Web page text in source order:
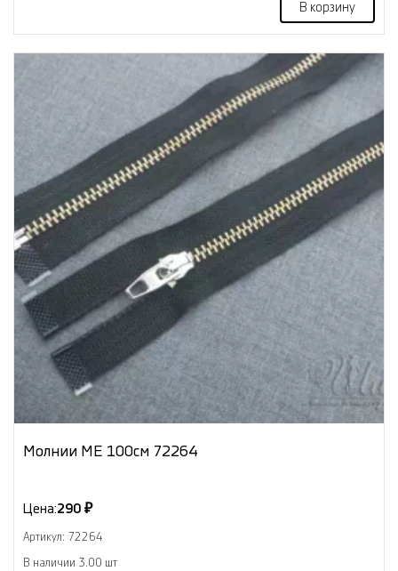
В корзину
Молнии МЕ 100см 72264
Цена:290 ₽
Артикул: 72264
В наличии 3.00 шт